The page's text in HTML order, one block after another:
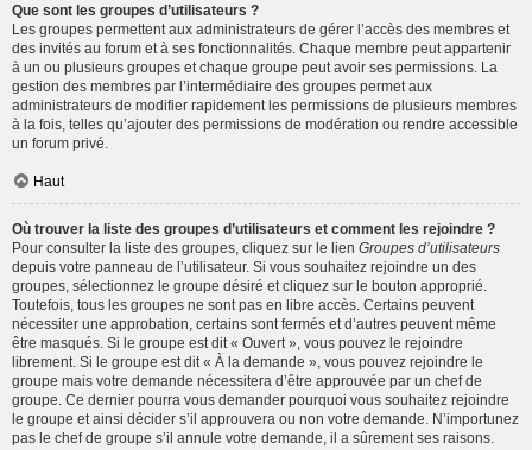
Que sont les groupes d’utilisateurs ?
Les groupes permettent aux administrateurs de gérer l’accès des membres et
des invités au forum et à ses fonctionnalités. Chaque membre peut appartenir
à un ou plusieurs groupes et chaque groupe peut avoir ses permissions. La
gestion des membres par l’intermédiaire des groupes permet aux
administrateurs de modifier rapidement les permissions de plusieurs membres
à la fois, telles qu’ajouter des permissions de modération ou rendre accessible
un forum privé.
Haut
Où trouver la liste des groupes d’utilisateurs et comment les rejoindre ?
Pour consulter la liste des groupes, cliquez sur le lien Groupes d’utilisateurs
depuis votre panneau de l’utilisateur. Si vous souhaitez rejoindre un des
groupes, sélectionnez le groupe désiré et cliquez sur le bouton approprié.
Toutefois, tous les groupes ne sont pas en libre accès. Certains peuvent
nécessiter une approbation, certains sont fermés et d’autres peuvent même
être masqués. Si le groupe est dit « Ouvert », vous pouvez le rejoindre
librement. Si le groupe est dit « À la demande », vous pouvez rejoindre le
groupe mais votre demande nécessitera d’être approuvée par un chef de
groupe. Ce dernier pourra vous demander pourquoi vous souhaitez rejoindre
le groupe et ainsi décider s’il approuvera ou non votre demande. N’importunez
pas le chef de groupe s’il annule votre demande, il a sûrement ses raisons.